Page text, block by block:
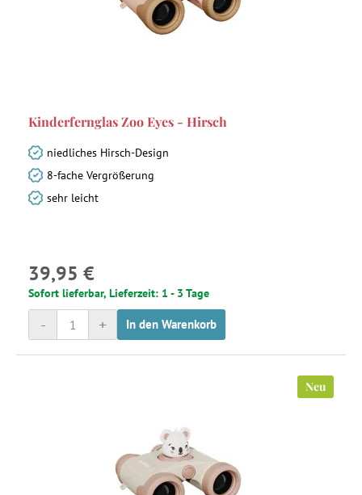
Kinderfernglas Zoo Eyes - Hirsch
niedliches Hirsch-Design
8-fache Vergrößerung
sehr leicht
39,95 €
Sofort lieferbar, Lieferzeit: 1 - 3 Tage
+
- In den Warenkorb
Neu